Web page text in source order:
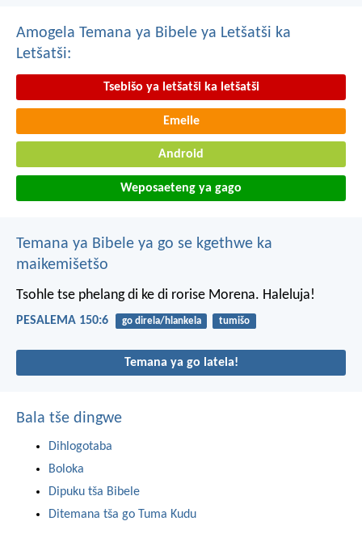
Amogela Temana ya Bibele ya Letšatši ka
Letšatši:
Tsebišo ya letšatši ka letšatši
Emeile
Android
Weposaeteng ya gago
Temana ya Bibele ya go se kgethwe ka
maikemišetšo
Tsohle tse phelangdi ke di rorise Morena. Haleluja!
PESALEMA 150:6 go direla/hlankela tumišo
Temana ya go latela!
Bala tše dingwe
Dihlogotaba
Boloka
Dipuku tša Bibele
Ditemana tša go Tuma Kudu